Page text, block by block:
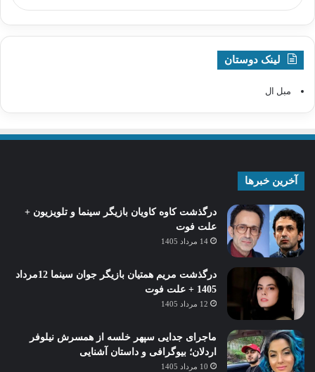
لینک دوستان
مبل ال
آخرین خبرها
درگذشت کاوه کاویان بازیگر سینما و تلویزیون +
علت فوت
14 مرداد 1405
درگذشت مریم همتیان بازیگر جوان سینما 12مرداد
1405 + علت فوت
12 مرداد 1405
ماجرای جدایی سپهر خلسه از همسرش نیلوفر
اردلان؛ بیوگرافی و داستان آشنایی
10 مرداد 1405